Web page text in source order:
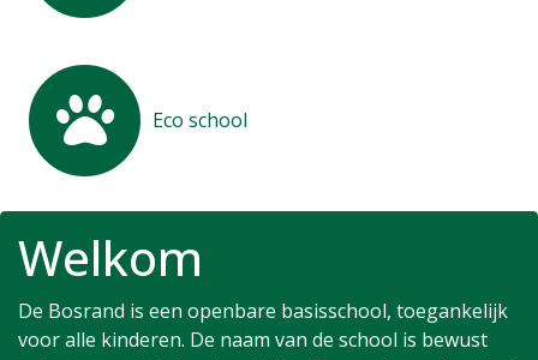
Eco school
Welkom
De Bosrand is een openbare basisschool, toegankelijk
voor alle kinderen. De naam van de school is bewust